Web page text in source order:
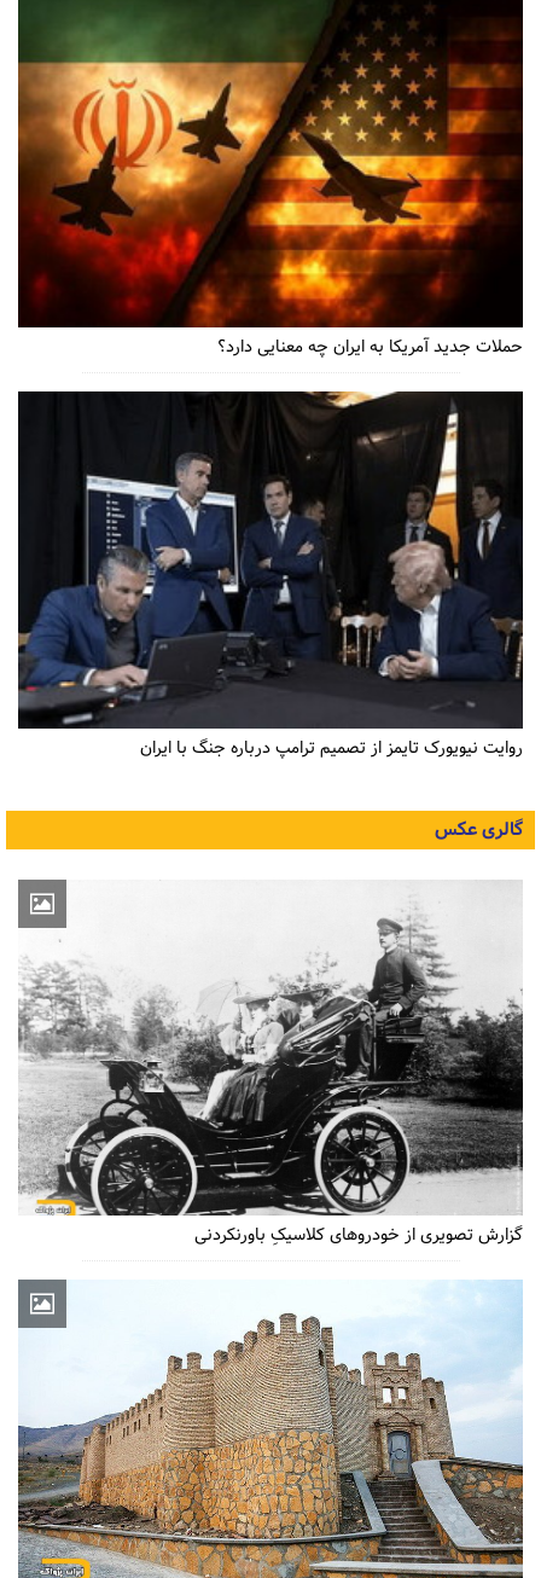
حملات جدید آمریکا به ایران چه معنایی دارد؟
روایت نیویورک تایمز از تصمیم ترامپ درباره جنگ با ایران
گالری عکس
گزارش تصویری از خودروهای کلاسیکِ باورنکردنی